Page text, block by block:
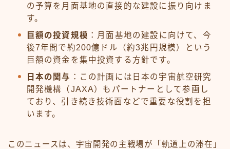
の予算を月面基地の直接的な建設に振り向けま
す。
巨額の投資規模 ：月面基地の建設に向けて、今
後7年間で約200億ドル（約3兆円規模）という
巨額の資金を集中投資する方針です。
日本の関与 ：この計画には日本の宇宙航空研究
開発機構（JAXA）もパートナーとして参画し
ており、引き続き技術面などで重要な役割を担
います。
このニュースは、宇宙開発の主戦場が「軌道上の滞在」